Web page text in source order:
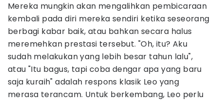
Mereka mungkin akan mengalihkan pembicaraan
kembali pada diri mereka sendiri ketika seseorang
berbagi kabar baik, atau bahkan secara halus
meremehkan prestasi tersebut. "Oh, itu? Aku
sudah melakukan yang lebih besar tahun lalu",
atau "Itu bagus, tapi coba dengar apa yang baru
saja kuraih" adalah respons klasik Leo yang
merasa terancam. Untuk berkembang, Leo perlu